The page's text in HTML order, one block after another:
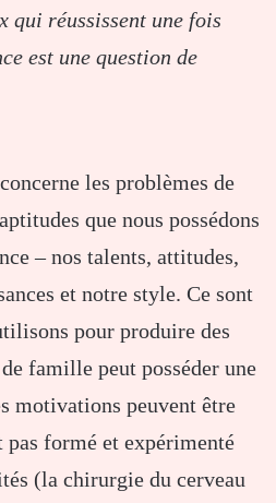
qui réussissent une fois
est une question de
les problèmes de
que nous possédons
– nos talents, attitudes,
et notre style. Ce sont
pour produire des
famille peut posséder une
motivations peuvent être
pas formé et expérimenté
(la chirurgie du cerveau